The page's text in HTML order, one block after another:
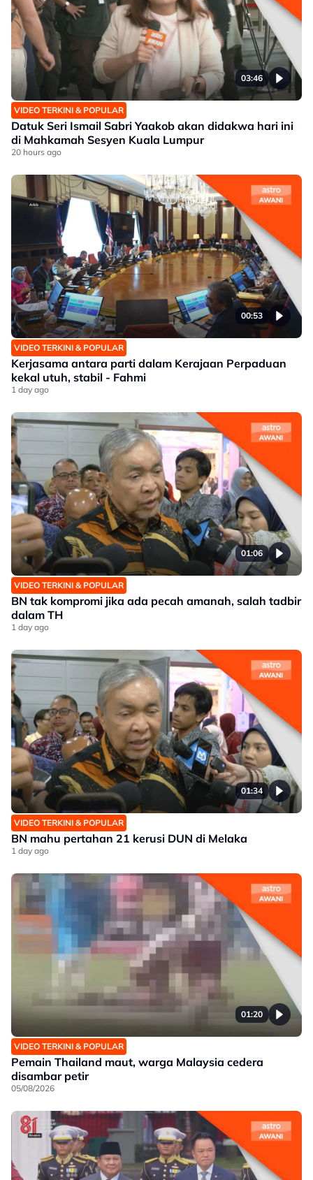
03:46
VIDEO TERKINI & POPULAR
Datuk Seri Ismail Sabri Yaakob akan didakwa hari ini
di Mahkamah Sesyen Kuala Lumpur
20 hours ago
00:53
VIDEO TERKINI & POPULAR
Kerjasama antara parti dalam Kerajaan Perpaduan
kekal utuh, stabil - Fahmi
1 day ago
01:06
VIDEO TERKINI & POPULAR
BN tak kompromi jika ada pecah amanah, salah tadbir
dalam TH
1 day ago
01:34
VIDEO TERKINI & POPULAR
BN mahu pertahan 21 kerusi DUN di Melaka
1 day ago
01:20
VIDEO TERKINI & POPULAR
Pemain Thailand maut, warga Malaysia cedera
disambar petir
05/08/2026